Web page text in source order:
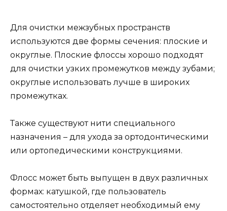
Для очистки межзубных пространств
используются две формы сечения: плоские и
округлые. Плоские флоссы хорошо подходят
для очистки узких промежутков между зубами;
округлые использовать лучше в широких
промежутках.
Также существуют нити специального
назначения – для ухода за ортодонтическими
или ортопедическими конструкциями.
Флосс может быть выпущен в двух различных
формах: катушкой, где пользователь
самостоятельно отделяет необходимый ему